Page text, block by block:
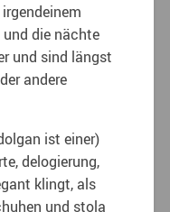
die nächte
und sind längst
andere
ist einer)
delogierung,
klingt, als
und stola